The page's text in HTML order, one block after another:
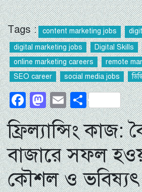
Tags : content marketing jobs
digital marketing jobs
Digital Skills
online marketing careers
remote
SEO career
social media jobs
Facebook
Mastodon
EmailShare
ফ্রিল্যান্সিং কাজ:
বাজারে সফল
কৌশল ও ভবিষ্যৎ